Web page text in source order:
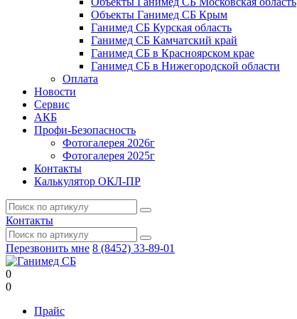
Объекты Ганимед СБ Крым
Ганимед СБ Курская область
Ганимед СБ Камчатский край
Ганимед СБ в Красноярском крае
Ганимед СБ в Нижегородской области
Оплата
Новости
Сервис
АКБ
Профи-Безопасность
Фотогалерея 2026г
Фотогалерея 2025г
Контакты
Калькулятор ОКЛ-ПР
Контакты
Перезвонить мне 8 (8452) 33-89-01
0
0
Прайс